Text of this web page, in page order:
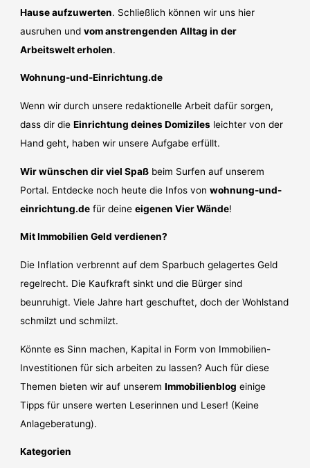
Hause aufzuwerten. Schließlich können wir uns hier
ausruhen undvom anstrengenden Alltag in der
Arbeitswelt erholen.
Wohnung-und-Einrichtung.de
Wenn wir durch unsere redaktionelle Arbeit dafür sorgen,
dass dir dieEinrichtung deines Domiziles leichter von der
Hand geht, haben wir unsere Aufgabe erfüllt.
Wir wünschen dir viel Spaß beim Surfen auf unserem
Portal. Entdecke noch heute die Infos vonwohnung-und-
einrichtung.de für deineeigenen Vier Wände!
Mit Immobilien Geld verdienen?
Die Inflation verbrennt auf dem Sparbuch gelagertes Geld
regelrecht. Die Kaufkraft sinkt und die Bürger sind
beunruhigt. Viele Jahre hart geschuftet, doch der Wohlstand
schmilzt und schmilzt.
Könnte es Sinn machen, Kapital in Form von Immobilien-
Investitionen für sich arbeiten zu lassen? Auch für diese
Themen bieten wir auf unseremImmobilienblog einige
Tipps für unsere werten Leserinnen und Leser! (Keine
Anlageberatung).
Kategorien